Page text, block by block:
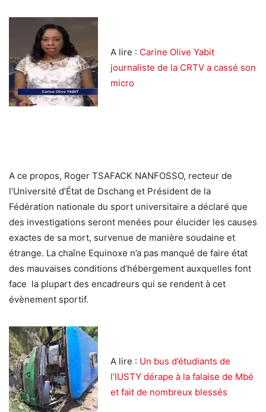
A lire : Carine Olive Yabit
journaliste de la CRTV a cassé son
micro
A ce propos, Roger TSAFACK NANFOSSO, recteur de
l’Université d’État de Dschang et Président de la
Fédération nationale du sport universitaire a déclaré que
des investigations seront menées pour élucider les causes
exactes de sa mort, survenue de manière soudaine et
étrange. La chaîne Equinoxe n’a pas manqué de faire état
des mauvaises conditions d’hébergement auxquelles font
face la plupart des encadreurs qui se rendent à cet
évènement sportif.
A lire : Un bus d’étudiants de
l’IUSTY dérape à la falaise de Mbé
et fait de nombreux blessés